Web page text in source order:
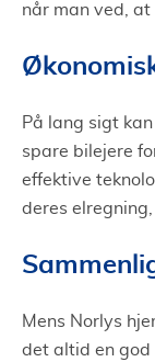
når man ved, at
På lang sigt
spare bilejere
effektive
deres
Mens Norlys
det altid en god